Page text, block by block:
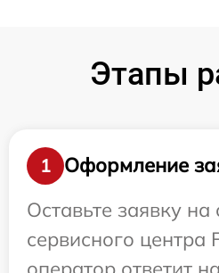
Этапы
1
Оформление
Оставьте заявку на
сервисного